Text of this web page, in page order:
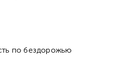
по бездорожью